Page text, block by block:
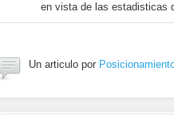
en vista de las estadisticas
Un articulo por